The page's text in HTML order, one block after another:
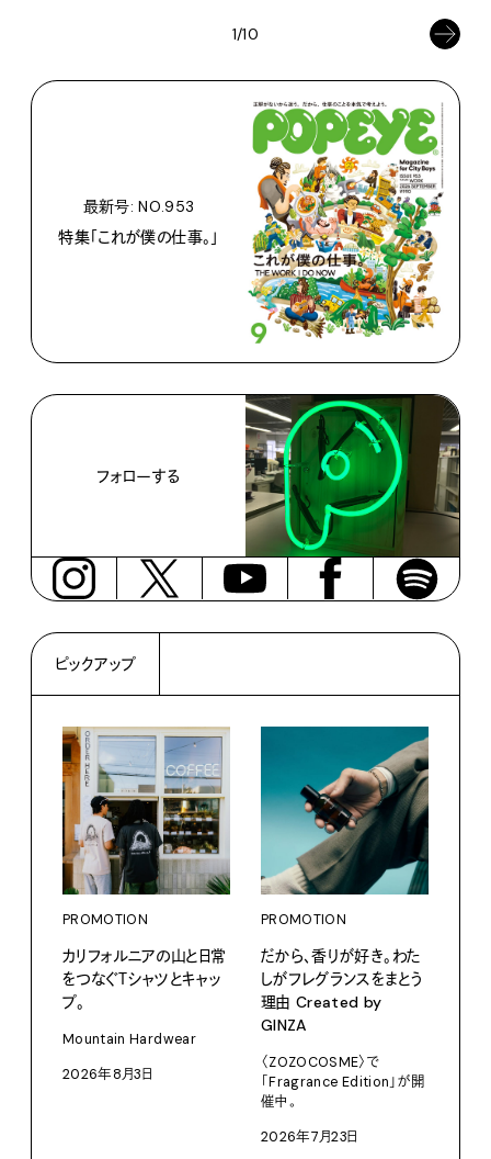
1/10
最新号: NO.953
特集「これが僕の仕事。」
フォローする
ピックアップ
PROMOTION
カリフォルニアの山と日常
をつなぐＴシャツとキャッ
プ。
Mountain Hardwear
2026年8月3日
PROMOTION
だから、香りが好き。わた
しがフレグランスをまとう
理由 Created by
GINZA
〈ZOZOCOSME〉で
「Fragrance Edition」が開
催中。
2026年7月23日